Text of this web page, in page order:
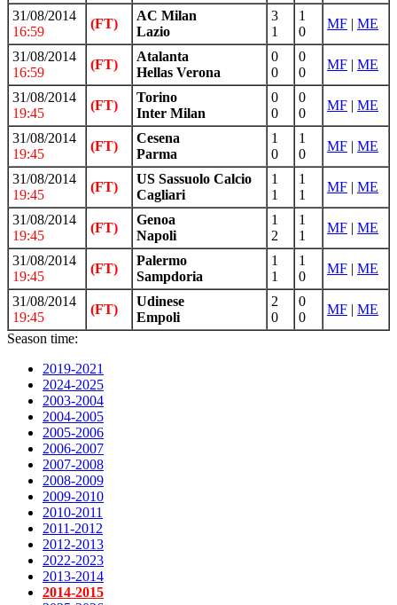
31/08/2014
16:59
(FT)
AC Milan
Lazio
3
1
1
0
MF | ME
31/08/2014
16:59
(FT)
Atalanta
Hellas Verona
0
0
0
0
MF | ME
31/08/2014
19:45
(FT)
Torino
Inter Milan
0
0
0
0
MF | ME
31/08/2014
19:45
(FT)
Cesena
Parma
1
0
1
0
MF | ME
31/08/2014
19:45
(FT)
US Sassuolo Calcio
Cagliari
1
1
1
1
MF | ME
31/08/2014
19:45
(FT)
Genoa
Napoli
1
2
1
1
MF | ME
31/08/2014
19:45
(FT)
Palermo
Sampdoria
1
1
1
0
MF | ME
31/08/2014
19:45
(FT)
Udinese
Empoli
2
0
0
0
MF | ME
Season time:
2019-2021
2024-2025
2003-2004
2004-2005
2005-2006
2006-2007
2007-2008
2008-2009
2009-2010
2010-2011
2011-2012
2012-2013
2022-2023
2013-2014
2014-2015